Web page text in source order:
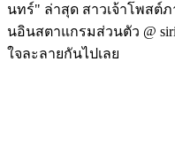
นทร์" ล่าสุด สาวเจ้าโพสต์
นอินสตาแกรมส่วนตัว @
ใจละลายกันไปเลย